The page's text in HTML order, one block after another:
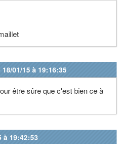
18/01/15 à 19:16:35
être sûre que c'est bien ce à
à 19:42:53